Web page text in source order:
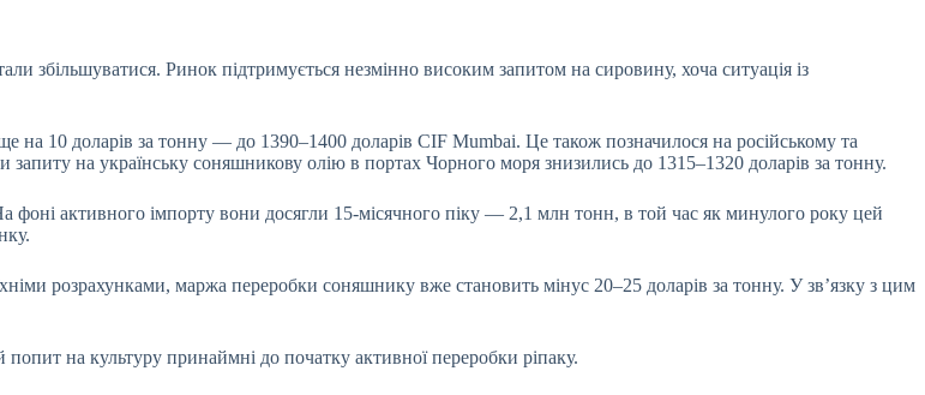
збільшуватися. Ринок підтримується незмінно високим запитом на сировину, хоча ситуація із
на 10 доларів за тонну — до 1390–1400 доларів CIF Mumbai. Це також позначилося на російському та
на українську соняшникову олію в портах Чорного моря знизились до 1315–1320 доларів за тонну.
фоні активного імпорту вони досягли 15-місячного піку — 2,1 млн тонн, в той час як минулого року цей
розрахунками, маржа переробки соняшнику вже становить мінус 20–25 доларів за тонну. У зв’язку з цим
на культуру принаймні до початку активної переробки ріпаку.